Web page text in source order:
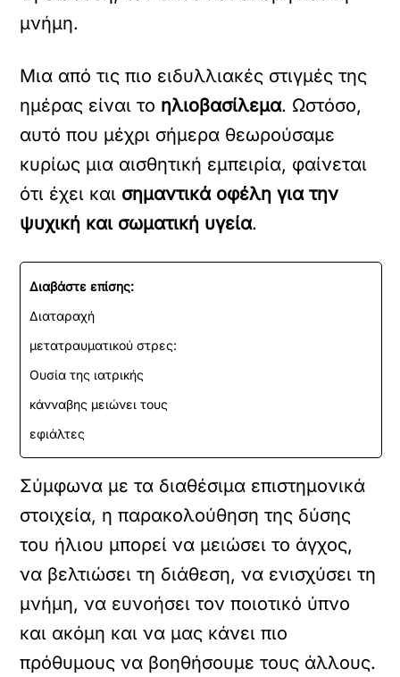
μνήμη.
Μια από τις πιο ειδυλλιακές στιγμές της
ημέρας είναι το ηλιoβασίλεμα. Ωστόσo,
αυτό που μέχρι σήμερα θεωρούσαμε
κυρίως μια αισθητική εμπειρία, φαίνεται
ότι έχει και σημαντικά οφέλη για την
ψυχική και σωματική υγεία.
Διαβάστε επίσης:
Διαταραχή
μετατραυματικού στρες:
Ουσία της ιατρικής
κάνναβης μειώνει τους
εφιάλτες
Σύμφωνα με τα διαθέσιμα επιστημονικά
στοιχεία, η παρακολούθηση της δύσης
του ήλιου μπορεί να μειώσει το άγχος,
να βελτιώσει τη διάθεση, να ενισχύσει τη
μνήμη, να ευνοήσει τον ποιοτικό ύπνο
και ακόμη και να μας κάνει πιο
πρόθυμους να βοηθήσουμε τους άλλους.